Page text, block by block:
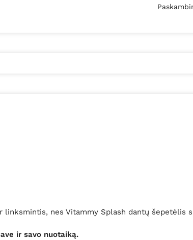
linksmintis, nes Vitammy Splash dantų šepetėlis
ir savo nuotaiką.